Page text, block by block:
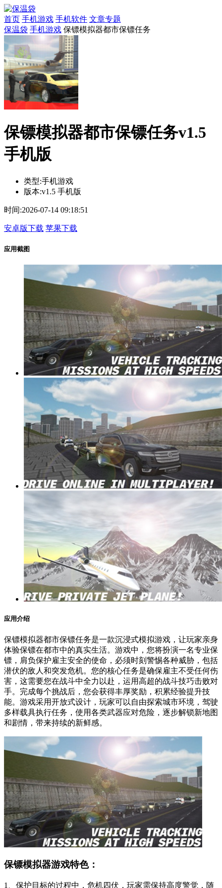
首页 手机游戏 手机软件 文章专题
保温袋 手机游戏 保镖模拟器都市保镖任务
保镖模拟器都市保镖任务v1.5
手机版
类型:手机游戏
版本:v1.5 手机版
时间:2026-07-14 09:18:51
安卓版下载 苹果下载
应用截图
应用介绍
保镖模拟器都市保镖任务是一款沉浸式模拟游戏，让玩家亲身
体验保镖在都市中的真实生活。游戏中，您将扮演一名专业保
镖，肩负保护雇主安全的使命，必须时刻警惕各种威胁，包括
潜伏的敌人和突发危机。您的核心任务是确保雇主不受任何伤
害，这需要您在战斗中全力以赴，运用高超的战斗技巧击败对
手。完成每个挑战后，您会获得丰厚奖励，积累经验提升技
能。游戏采用开放式设计，玩家可以自由探索城市环境，驾驶
多样载具执行任务，使用各类武器应对危险，逐步解锁新地图
和剧情，带来持续的新鲜感。
保镖模拟器游戏特色：
1、保护目标的过程中，危机四伏，玩家需保持高度警觉，随